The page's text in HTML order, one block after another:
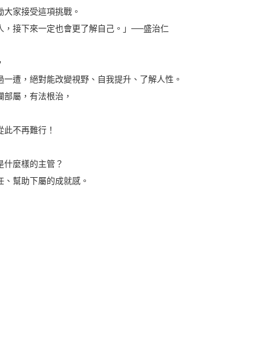
家接受這項挑戰。
接下來一定也會更了解自己。」──盛治仁
，絕對能改變視野、自我提升、了解人性。
屬，有法根治，
不再難行！
麼樣的主管？
幫助下屬的成就感。